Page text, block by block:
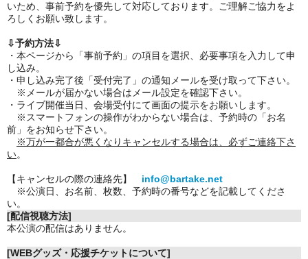
いため、事前予約を優先して対応しております。ご理解ご協力をよ
ろしくお願い致します。
⇩予約方法⇩
・本ページから「事前予約」の項目を選択、必要事項を入力して申
し込み。
・申し込み完了後「受付完了」の通知メールを受け取って下さい。
※メールが届かない場合はメール設定を確認下さい。
・ライブ開催当日、会場受付にて画面の提示をお願いします。
※スマートフォンの操作がわからない場合は、予約時の「お名
前」をお知らせ下さい。
※万が一都合が悪くなりキャンセルする場合は、必ずご連絡下さ
い。
【キャンセルの際の連絡先】 info@bartake.net
※公演日、お名前、枚数、予約時の番号などを記載してくださ
い。
[配信視聴方法]
本公演の配信はありません。
[WEBグッズ・応援チケットについて]